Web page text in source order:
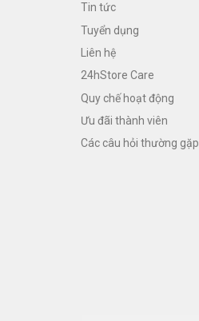
Tin tức
Tuyển dụng
Liên hệ
24hStore Care
Quy chế hoạt động
Ưu đãi thành viên
Các câu hỏi thường gặp